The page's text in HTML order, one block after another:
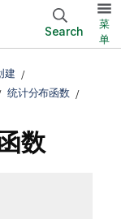
Search
菜
单
建
统计分布函数
数